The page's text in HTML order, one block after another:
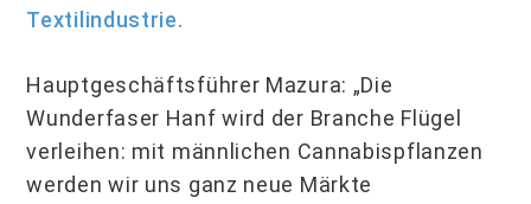
Textilindustrie.
Hauptgeschäftsführer Mazura: „Die
Wunderfaser Hanf wird der Branche Flügel
verleihen: mit männlichen Cannabispflanzen
werden wir uns ganz neue Märkte